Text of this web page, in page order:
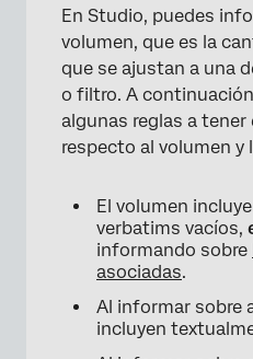
En Studio, puedes
volumen, que es la
que se ajustan a una
o filtro. A
algunas reglas a
respecto al volumen y
El volumen
verbatims vacíos,
informando sobre
asociadas.
Al informar sobre
incluyen